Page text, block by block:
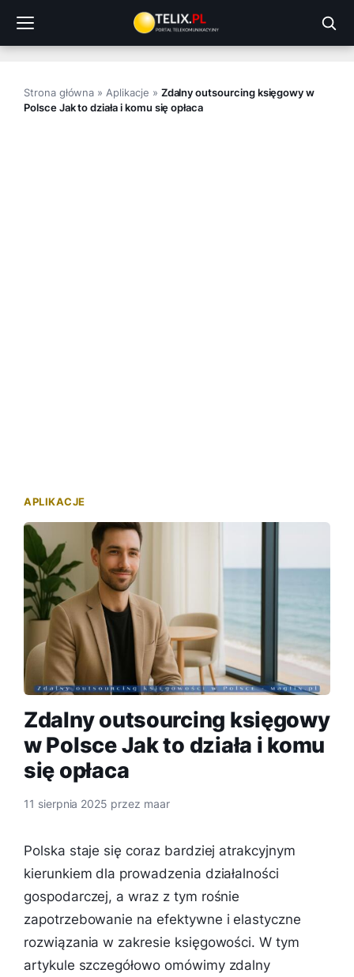
treści
Strona główna » Aplikacje » Zdalny outsourcing księgowy w
Polsce Jak to działa i komu się opłaca
APLIKACJE
Zdalny outsourcing księgowy
w Polsce Jak to działa i komu
się opłaca
11 sierpnia 2025 przez maar
Polska staje się coraz bardziej atrakcyjnym
kierunkiem dla prowadzenia działalności
gospodarczej, a wraz z tym rośnie
zapotrzebowanie na efektywne i elastyczne
rozwiązania w zakresie księgowości. W tym
artykule szczegółowo omówimy zdalny